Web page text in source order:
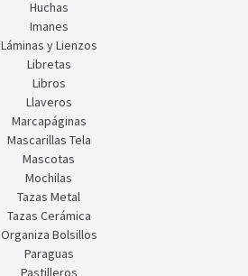
Huchas
Imanes
Láminas y Lienzos
Libretas
Libros
Llaveros
Marcapáginas
Mascarillas Tela
Mascotas
Mochilas
Tazas Metal
Tazas Cerámica
Organiza Bolsillos
Paraguas
Pastilleros